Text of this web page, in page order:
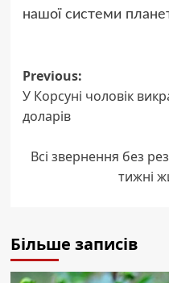
нашої системи
Post
navigation
Previous:
У Корсуні чоловік
доларів
Всі звернення без
тижні
Більше записів